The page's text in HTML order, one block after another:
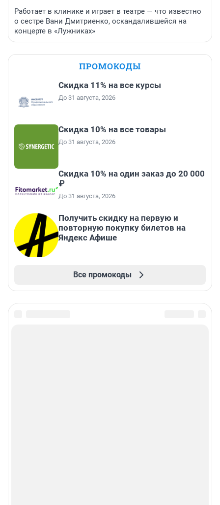
Работает в клинике и играет в театре — что известно
о сестре Вани Дмитриенко, оскандалившейся на
концерте в «Лужниках»
ПРОМОКОДЫ
Скидка 11% на все курсы
До 31 августа, 2026
Скидка 10% на все товары
До 31 августа, 2026
Скидка 10% на один заказ до 20 000
₽
До 31 августа, 2026
Получить скидку на первую и
повторную покупку билетов на
Яндекс Афише
Все промокоды